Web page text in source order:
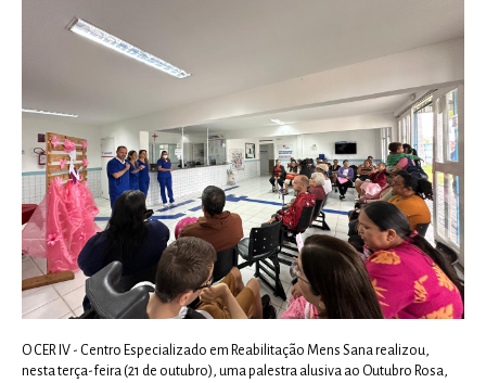
O CER IV - Centro Especializado em Reabilitação Mens Sana realizou,
nesta terça-feira (21 de outubro), uma palestra alusiva ao Outubro Rosa,